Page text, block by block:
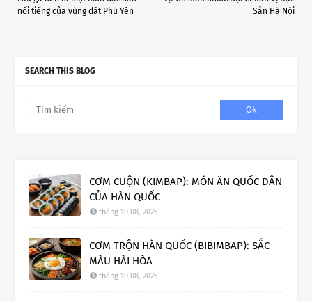
Sản Hà Nội
nổi tiếng của vùng đất Phú Yên
SEARCH THIS BLOG
CƠM CUỘN (KIMBAP): MÓN ĂN QUỐC DÂN
CỦA HÀN QUỐC
tháng 10 08, 2025
CƠM TRỘN HÀN QUỐC (BIBIMBAP): SẮC
MÀU HÀI HÒA
tháng 10 08, 2025